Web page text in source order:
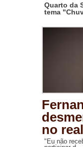
Quarto da
tema
no
"Eu não